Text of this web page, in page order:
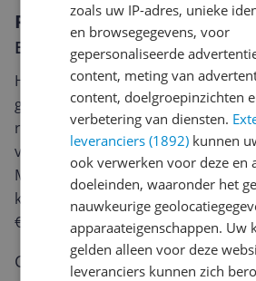
Reviews
Er zijn nog geen reviews
Heb jij dit product in bezit en wil je
geven? Start dan hieronder met
review. Afhankelijk van de details
van een review gemiddeld tussen
Met jouw mening help je andere
keuze te maken én maak je iedere
€250,-!
Klik hier voor de
Cijfer
zoals uw IP-adres, unieke
en browsegegevens, voor
gepersonaliseerde
content, meting van
content, doelgroepinzichten
verbetering van diensten.
leveranciers (1892) kunnen
ook verwerken voor deze en
doeleinden, waaronder het
nauwkeurige
apparaateigenschappen. Uw
gelden alleen voor deze
leveranciers kunnen zich